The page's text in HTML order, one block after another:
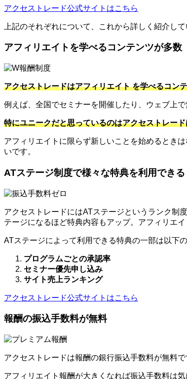
アクセストレード公式サイトはこちら
上記のそれぞれについて、これから詳しく紹介して
アフィリエイトを学べるコンテンツが多数
アクセストレードはアフィリエイト を学べるコン
例えば、全国でセミナーを開催したり、ウェブ上
特にユニークだと思っているのはアクセストレー
アフィリエイトに限らず新しいことを始めるとき
いです。
ATステージ制度で様々な特典を利用できる
アクセストレードにはATステージというランク制
テージになるほど特典内容もアップ。アフィリエ
ATステージによって利用できる特典の一部は以下の
プログラムごとの承認率
セミナー優先申し込み
サイト売上ランキング
アクセストレード公式サイトはこちら
報酬の振込手数料が無料
アクセストレードは報酬の銀行振込手数料が無料で
アフィリエイト報酬が大きくなれば振込手数料は